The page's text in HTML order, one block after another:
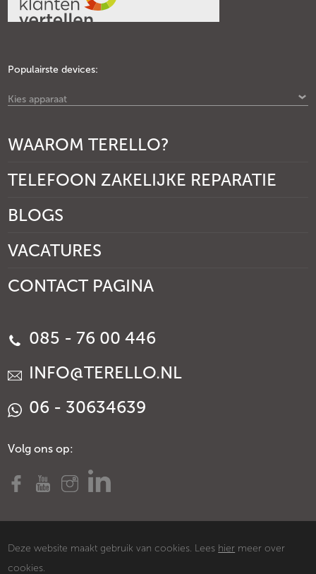
Populairste devices:
Kies apparaat
WAAROM TERELLO?
TELEFOON ZAKELIJKE REPARATIE
BLOGS
VACATURES
CONTACT PAGINA
085 - 76 00 446
INFO@TERELLO.NL
06 - 30634639
Volg ons op:
Deze website maakt gebruik van cookies. Lees hier meer over
cookies.